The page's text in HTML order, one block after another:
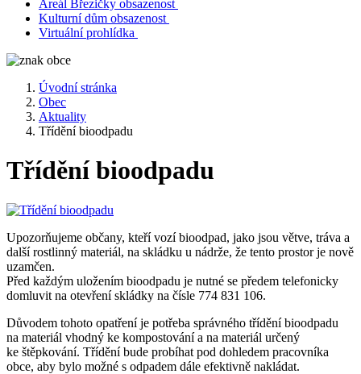
Areál Březičky obsazenost
Kulturní dům obsazenost
Virtuální prohlídka
Úvodní stránka
Obec
Aktuality
Třídění bioodpadu
Třídění bioodpadu
Upozorňujeme občany, kteří vozí bioodpad, jako jsou větve, tráva a
další rostlinný materiál, na skládku u nádrže, že tento prostor je nově
uzamčen.
Před každým uložením bioodpadu je nutné se předem telefonicky
domluvit na otevření skládky na čísle 774 831 106.
Důvodem tohoto opatření je potřeba správného třídění bioodpadu
na materiál vhodný ke kompostování a na materiál určený
ke štěpkování. Třídění bude probíhat pod dohledem pracovníka
obce, aby bylo možné s odpadem dále efektivně nakládat.